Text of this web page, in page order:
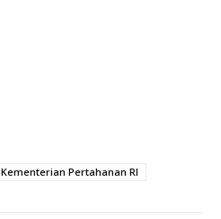
Kementerian Pertahanan RI